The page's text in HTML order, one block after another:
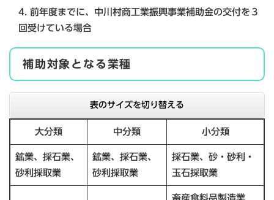
4. 前年度までに、中川村商工業振興事業補助金の交付を３
回受けている場合
補助対象となる業種
表のサイズを切り替える
大分類 中分類 小分類
鉱業、採石業、
砂利採取業
鉱業、採石業、
砂利採取業
採石業、砂・砂利・
玉石採取業
畜産食料品製造業